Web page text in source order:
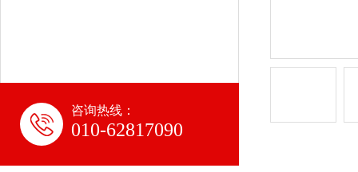
咨询热线：
010-62817090